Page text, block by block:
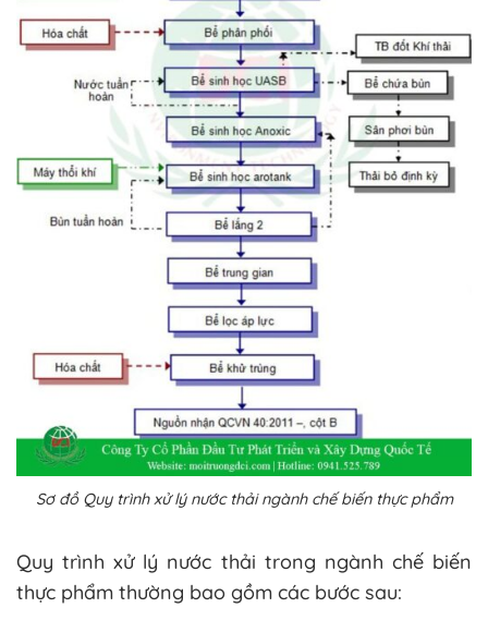
Sơ đồ Quy trình xử lý nước thải ngành chế biến thực phẩm
Quy trình xử lý nước thải trong ngành chế biến
thực phẩm thường bao gồm các bước sau: